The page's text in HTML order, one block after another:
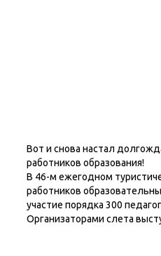
Вот и снова настал
работников образования!
В 46-м ежегодном
работников
участие порядка 300
Организаторами слета